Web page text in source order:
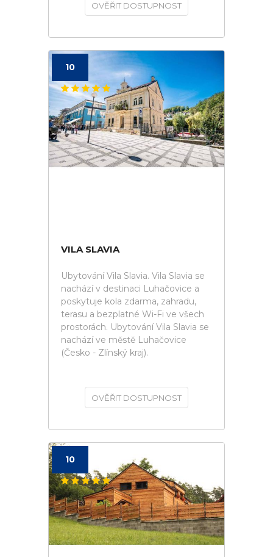
OVĚŘIT DOSTUPNOST
10
VILA SLAVIA
Ubytování Vila Slavia. Vila Slavia se
nachází v destinaci Luhačovice a
poskytuje kola zdarma, zahradu,
terasu a bezplatné Wi-Fi ve všech
prostorách. Ubytování Vila Slavia se
nachází ve městě Luhačovice
(Česko - Zlínský kraj).
OVĚŘIT DOSTUPNOST
10